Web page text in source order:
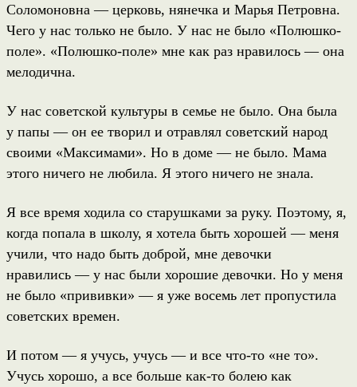
Соломоновна — церковь, нянечка и Марья Петровна.
Чего у нас только не было. У нас не было «Полюшко-
поле». «Полюшко-поле» мне как раз нравилось — она
мелодична.
У нас советской культуры в семье не было. Она была
у папы — он ее творил и отравлял советский народ
своими «Максимами». Но в доме — не было. Мама
этого ничего не любила. Я этого ничего не знала.
Я все время ходила со старушками за руку. Поэтому, я,
когда попала в школу, я хотела быть хорошей — меня
учили, что надо быть доброй, мне девочки
нравились — у нас были хорошие девочки. Но у меня
не было «прививки» — я уже восемь лет пропустила
советских времен.
И потом — я учусь, учусь — и все что-то «не то».
Учусь хорошо, а все больше как-то болею как